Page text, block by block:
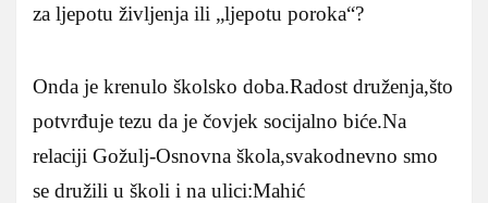
za ljepotu življenja ili „ljepotu poroka“?
Onda je krenulo školsko doba.Radost druženja,što
potvrđuje tezu da je čovjek socijalno biće.Na
relaciji Gožulj-Osnovna škola,svakodnevno smo
se družili u školi i na ulici:Mahić